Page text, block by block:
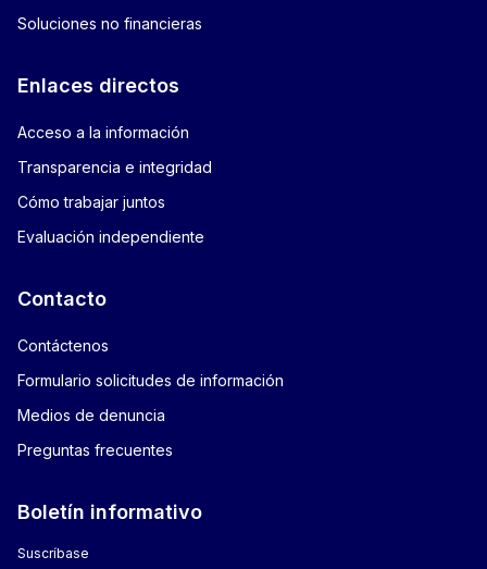
Soluciones no financieras
Enlaces directos
Acceso a la información
Transparencia e integridad
Cómo trabajar juntos
Evaluación independiente
Contacto
Contáctenos
Formulario solicitudes de información
Medios de denuncia
Preguntas frecuentes
Boletín informativo
Suscríbase